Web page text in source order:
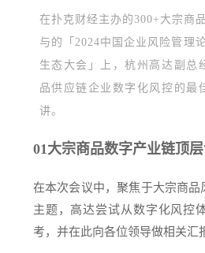
在扑克财经主办的300+大宗商
与的「2024中国企业风险管理
生态大会」上，杭州高达副总
品供应链企业数字化风控的最
讲。
01 大宗商品数字产业链顶
在本次会议中，聚焦于大宗商
主题，高达尝试从数字化风控
考，并在此向各位领导做相关汇